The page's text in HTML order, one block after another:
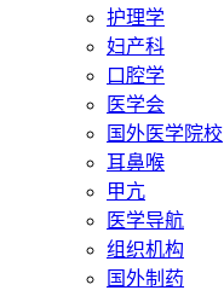
护理学
妇产科
口腔学
医学会
国外医学院校
耳鼻喉
甲亢
医学导航
组织机构
国外制药